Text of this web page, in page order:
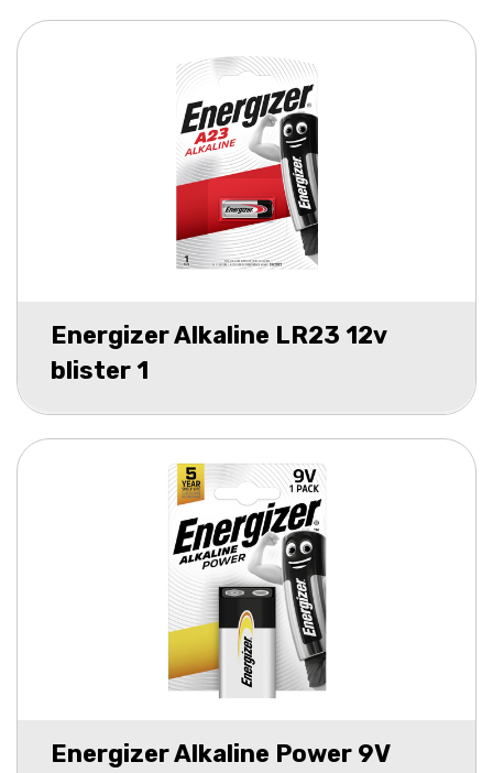
Energizer Alkaline LR23 12v
blister 1
Energizer Alkaline Power 9V